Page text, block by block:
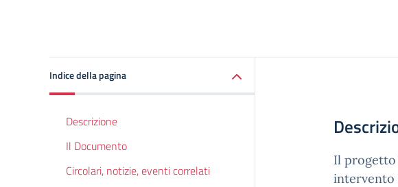
Indice della pagina
Descrizione
Il Documento
Circolari, notizie, eventi correlati
Il progetto
intervento